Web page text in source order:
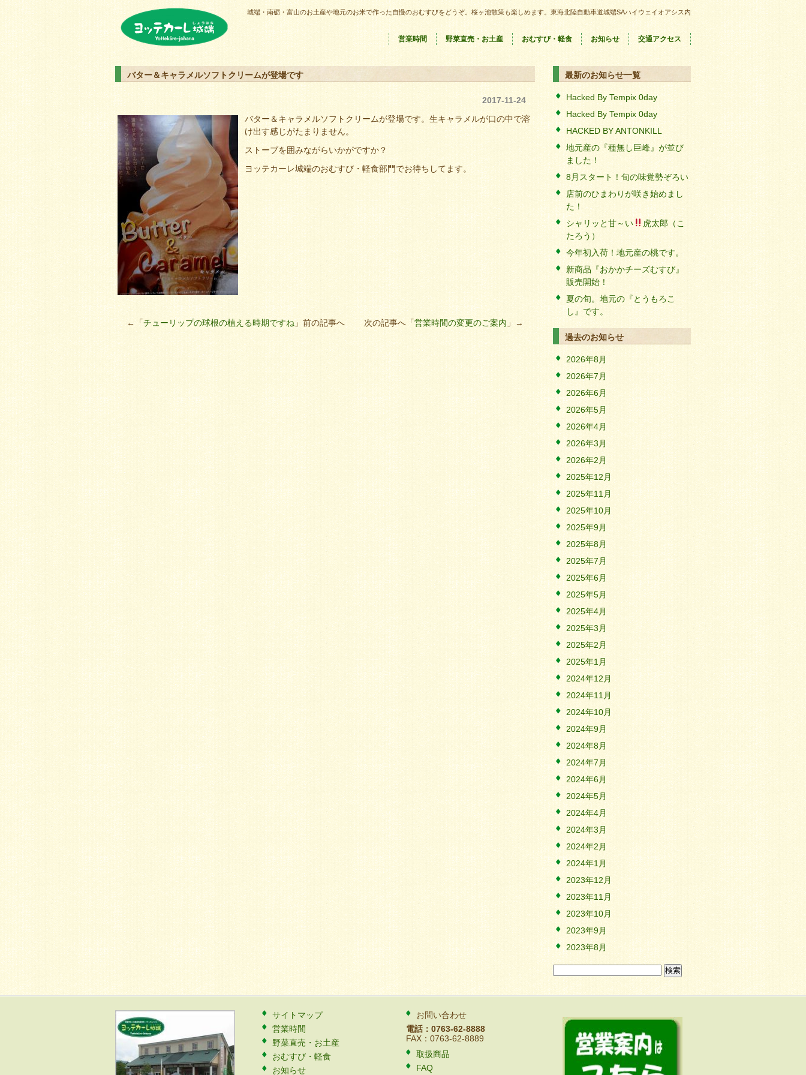
城端・南砺・富山のお土産や地元のお米で作った自慢のおむすびをどうぞ。桜ヶ池散策も楽しめます。東海北陸自動車道城端SAハイウェイオアシス内
営業時間 野菜直売・お土産 おむすび・軽食 お知らせ 交通アクセス
バター＆キャラメルソフトクリームが登場です
2017-11-24
バター＆キャラメルソフトクリームが登場です。生キャラメルが口の中で溶
け出す感じがたまりません。
ストーブを囲みながらいかがですか？
ヨッテカーレ城端のおむすび・軽食部門でお待ちしてます。
←「チューリップの球根の植える時期ですね」前の記事へ 次の記事へ「営業時間の変更のご案内 」→
最新のお知らせ一覧
Hacked By Tempix 0day
Hacked By Tempix 0day
HACKED BY ANTONKILL
地元産の『種無し巨峰』が並び
ました！
8月スタート！旬の味覚勢ぞろい
店前のひまわりが咲き始めまし
た！
シャリッと甘～い
虎太郎（こ
たろう）
今年初入荷！地元産の桃です。
新商品『おかかチーズむすび』
販売開始！
夏の旬。地元の『とうもろこ
し』です。
過去のお知らせ
2026年8月
2026年7月
2026年6月
2026年5月
2026年4月
2026年3月
2026年2月
2025年12月
2025年11月
2025年10月
2025年9月
2025年8月
2025年7月
2025年6月
2025年5月
2025年4月
2025年3月
2025年2月
2025年1月
2024年12月
2024年11月
2024年10月
2024年9月
2024年8月
2024年7月
2024年6月
2024年5月
2024年4月
2024年3月
2024年2月
2024年1月
2023年12月
2023年11月
2023年10月
2023年9月
2023年8月
検
索:
サイトマップ
営業時間
野菜直売・お土産
おむすび・軽食
お知らせ
お問い合わせ
電話：0763-62-8888
FAX：0763-62-8889
取扱商品
FAQ